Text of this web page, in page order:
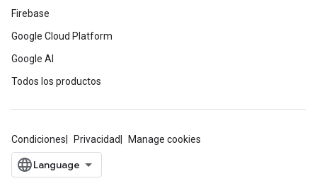
Firebase
Google Cloud Platform
Google AI
Todos los productos
Condiciones Privacidad Manage cookies